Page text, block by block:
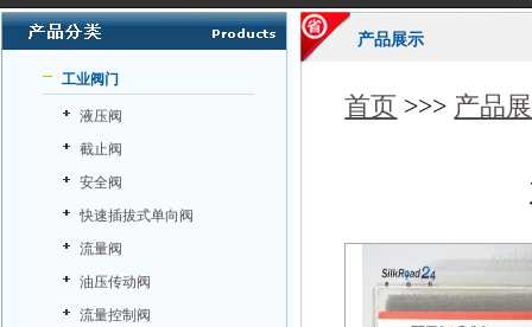
工业阀门
液压阀
截止阀
安全阀
快速插拔式单向阀
流量阀
油压传动阀
流量控制阀
产品展示
首页 >>> 产品